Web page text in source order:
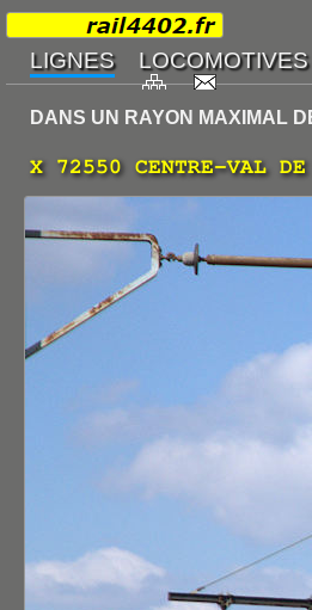
DANS UN RAYON MAXIMAL
X 72550 CENTRE-VAL